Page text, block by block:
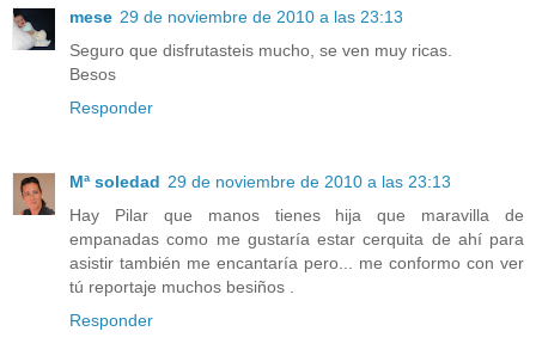
mese 29 de noviembre de 2010 a las 23:13
Seguro que disfrutasteis mucho, se ven muy ricas.
Besos
Responder
Mª soledad 29 de noviembre de 2010 a las 23:13
Hay Pilar que manos tienes hija que maravilla de
empanadas como me gustaría estar cerquita de ahí para
asistir también me encantaría pero... me conformo con ver
tú reportaje muchos besiños .
Responder